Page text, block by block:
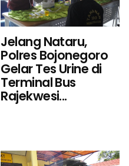
Jelang Nataru,
Polres Bojonegoro
Gelar Tes Urine di
Terminal Bus
Rajekwesi...